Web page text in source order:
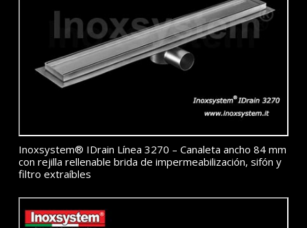
Inoxsystem® IDrain Línea 3270 – Canaleta ancho 84 mm
con rejilla rellenable brida de impermeabilización, sifón y
filtro extraíbles